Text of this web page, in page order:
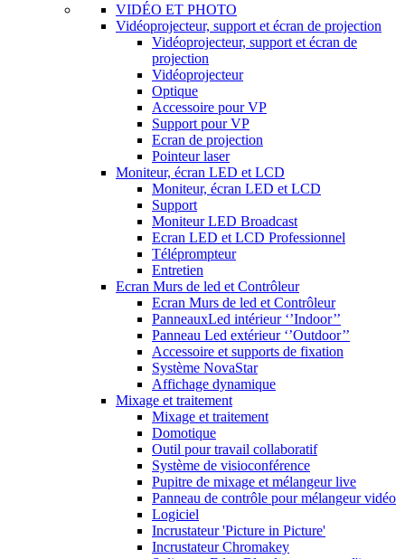
VIDÉO ET PHOTO
Vidéoprojecteur, support et écran de projection
Vidéoprojecteur, support et écran de
projection
Vidéoprojecteur
Optique
Accessoire pour VP
Support pour VP
Ecran de projection
Pointeur laser
Moniteur, écran LED et LCD
Moniteur, écran LED et LCD
Support
Moniteur LED Broadcast
Ecran LED et LCD Professionnel
Téléprompteur
Entretien
Ecran Murs de led et Contrôleur
Ecran Murs de led et Contrôleur
PanneauxLed intérieur ‘’Indoor’’
Panneau Led extérieur ‘’Outdoor’’
Accessoire et supports de fixation
Système NovaStar
Affichage dynamique
Mixage et traitement
Mixage et traitement
Domotique
Outil pour travail collaboratif
Système de visioconférence
Pupitre de mixage et mélangeur live
Panneau de contrôle pour mélangeur vidéo
Logiciel
Incrustateur 'Picture in Picture'
Incrustateur Chromakey